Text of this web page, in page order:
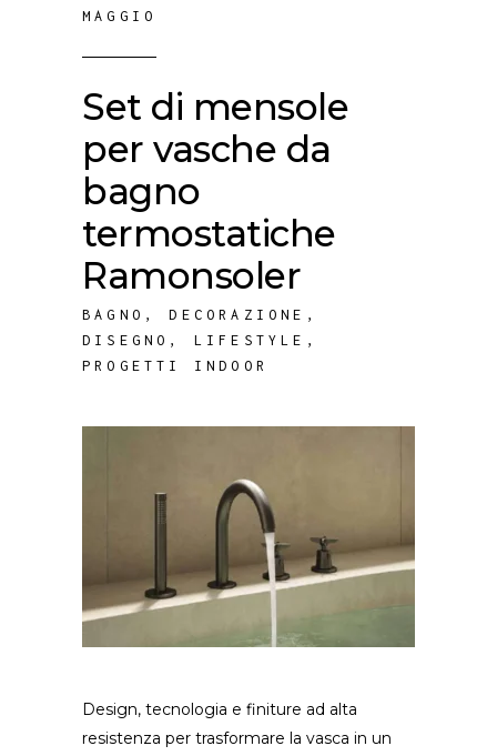
MAGGIO
Set di mensole
per vasche da
bagno
termostatiche
Ramonsoler
BAGNO ,DECORAZIONE ,
DISEGNO , LIFESTYLE ,
PROGETTI INDOOR
Design, tecnologia e finiture ad alta
resistenza per trasformare la vasca in un